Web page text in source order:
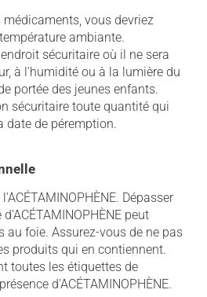
vous devriez
ambiante.
sécuritaire où il ne sera
à l'humidité ou à la lumière du
portée des jeunes enfants.
sécuritaire toute quantité qui
date de péremption.
Dépasser
peut
au foie. Assurez-vous de ne pas
produits qui en contiennent.
toutes les étiquettes de
d'ACÉTAMINOPHÈNE.